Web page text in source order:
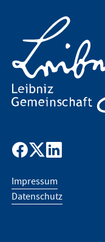
Impressum
Datenschutz